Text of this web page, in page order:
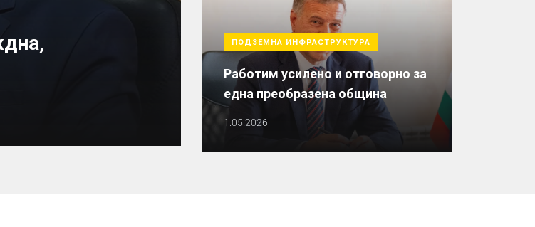
ПОДЗЕМНА ИНФРАСТРУКТУРА
Работим усилено и отговорно за
една преобразена община
1.05.2026